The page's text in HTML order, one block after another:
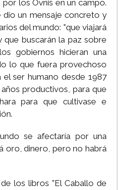
los Ovnis en un campo.
dio un mensaje concreto y
del mundo: "que viajará
que buscarán la paz sobre
gobiernos hicieran una
lo que fuera provechoso
ser humano desde 1987
productivos, para que
para que cultivase e
se afectaría por una
oro, dinero, pero no habrá
los libros "El Caballo de